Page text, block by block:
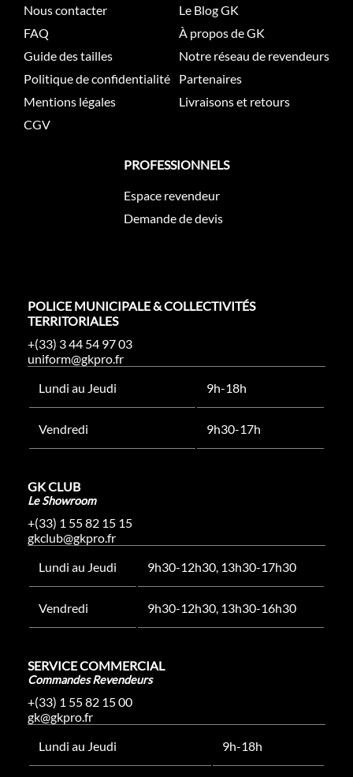
Nous contacter
FAQ
Guide des tailles
Politique de confidentialité
Mentions légales
CGV
Le Blog GK
À propos de GK
Notre réseau de revendeurs
Partenaires
Livraisons et retours
PROFESSIONNELS
Espace revendeur
Demande de devis
POLICE MUNICIPALE & COLLECTIVITÉS
TERRITORIALES
+(33) 3 44 54 97 03
uniform@gkpro.fr
Lundi au Jeudi
9h-18h
Vendredi 9h30-17h
GK CLUB
Le Showroom
+(33) 1 55 82 15 15
gkclub@gkpro.fr
Lundi au Jeudi
9h30-12h30, 13h30-17h30
Vendredi 9h30-12h30, 13h30-16h30
SERVICE COMMERCIAL
Commandes Revendeurs
+(33) 1 55 82 15 00
gk@gkpro.fr
Lundi au Jeudi
9h-18h